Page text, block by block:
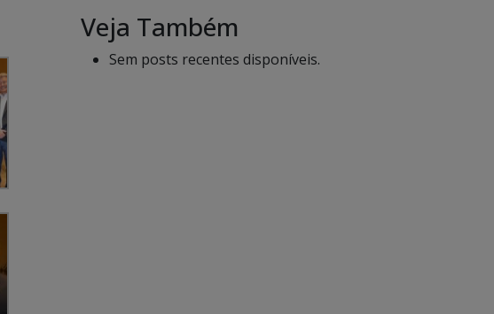
Veja Também
Sem posts recentes disponíveis.